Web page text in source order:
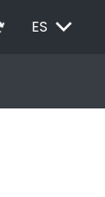
ES EXPAND_MORE